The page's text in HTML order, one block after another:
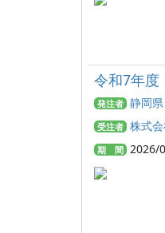
令和7年度
発注者 静岡
受注者 株式
期 間 2026/